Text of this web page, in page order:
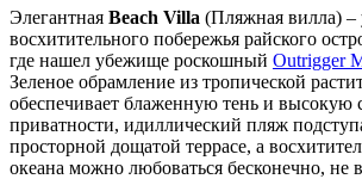
Элегантная Beach Villa (Пляжная вилла) –
восхитительного побережья райского
где нашел убежище роскошный Outrigger
Зеленое обрамление из тропической
обеспечивает блаженную тень и высокую
приватности, идиллический пляж
просторной дощатой террасе, а
океана можно любоваться бесконечно, не